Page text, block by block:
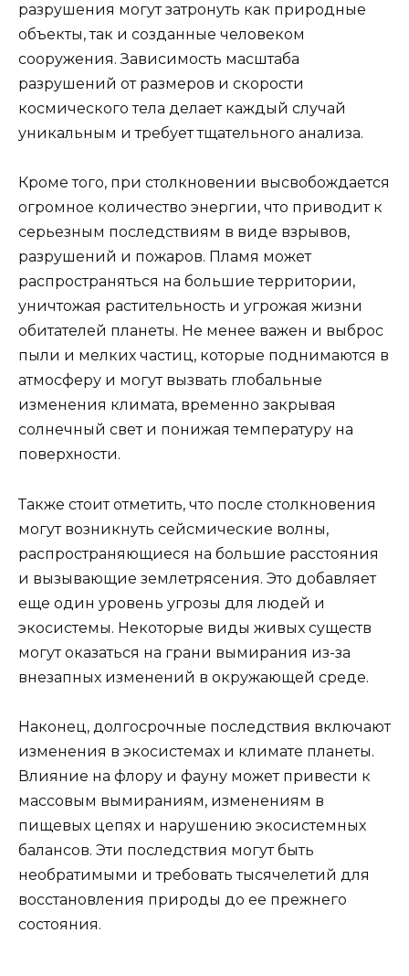
разрушения могут затронуть как природные
объекты, так и созданные человеком
сооружения. Зависимость масштаба
разрушений от размеров и скорости
космического тела делает каждый случай
уникальным и требует тщательного анализа.
Кроме того, при столкновении высвобождается
огромное количество энергии, что приводит к
серьезным последствиям в виде взрывов,
разрушений и пожаров. Пламя может
распространяться на большие территории,
уничтожая растительность и угрожая жизни
обитателей планеты. Не менее важен и выброс
пыли и мелких частиц, которые поднимаются в
атмосферу и могут вызвать глобальные
изменения климата, временно закрывая
солнечный свет и понижая температуру на
поверхности.
Также стоит отметить, что после столкновения
могут возникнуть сейсмические волны,
распространяющиеся на большие расстояния
и вызывающие землетрясения. Это добавляет
еще один уровень угрозы для людей и
экосистемы. Некоторые виды живых существ
могут оказаться на грани вымирания из-за
внезапных изменений в окружающей среде.
Наконец, долгосрочные последствия включают
изменения в экосистемах и климате планеты.
Влияние на флору и фауну может привести к
массовым вымираниям, изменениям в
пищевых цепях и нарушению экосистемных
балансов. Эти последствия могут быть
необратимыми и требовать тысячелетий для
восстановления природы до ее прежнего
состояния.